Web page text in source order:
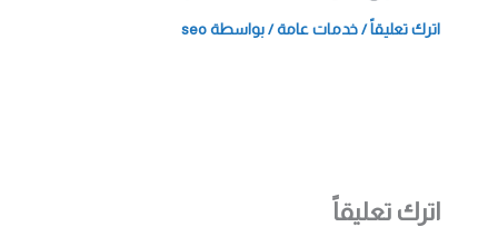
اترك تعليقاً /خدمات عامة/ بواسطة seo
اترك تعليقاً